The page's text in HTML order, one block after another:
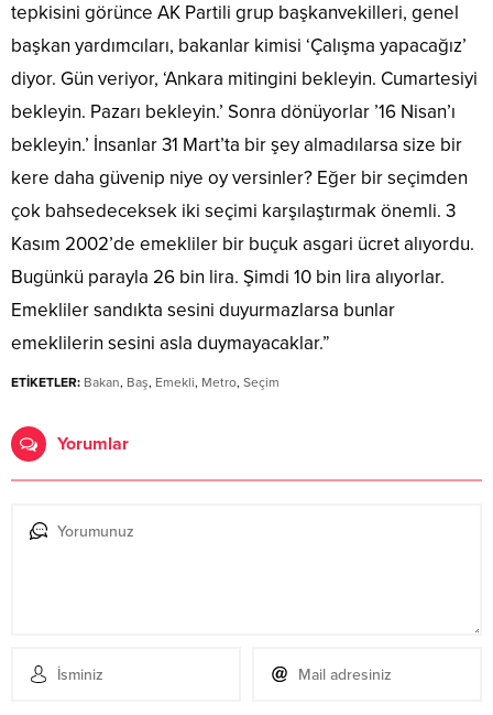
tepkisini görünce AK Partili grup başkanvekilleri, genel
başkan yardımcıları, bakanlar kimisi ‘Çalışma yapacağız’
diyor. Gün veriyor, ‘Ankara mitingini bekleyin. Cumartesiyi
bekleyin. Pazarı bekleyin.’ Sonra dönüyorlar ’16 Nisan’ı
bekleyin.’ İnsanlar 31 Mart’ta bir şey almadılarsa size bir
kere daha güvenip niye oy versinler? Eğer bir seçimden
çok bahsedeceksek iki seçimi karşılaştırmak önemli. 3
Kasım 2002’de emekliler bir buçuk asgari ücret alıyordu.
Bugünkü parayla 26 bin lira. Şimdi 10 bin lira alıyorlar.
Emekliler sandıkta sesini duyurmazlarsa bunlar
emeklilerin sesini asla duymayacaklar.”
ETİKETLER: Bakan, Baş, Emekli, Metro, Seçim
Yorumlar